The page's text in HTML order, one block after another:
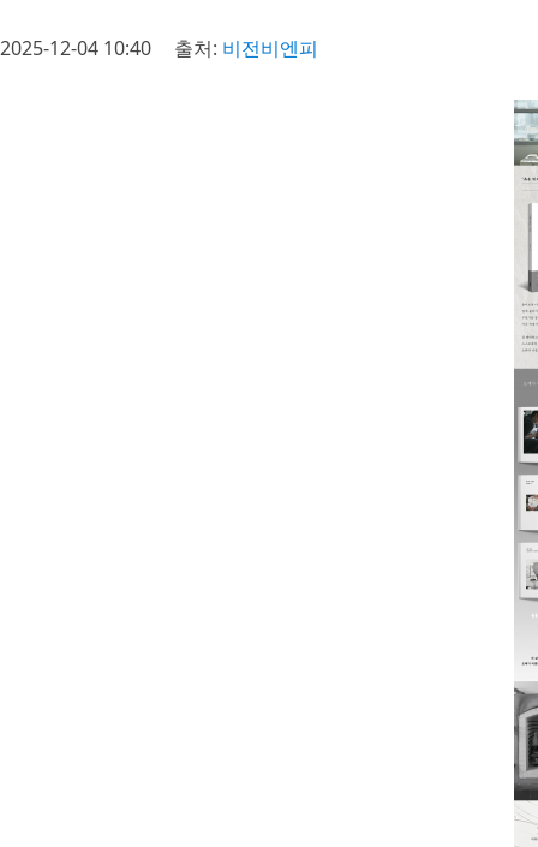
2025-12-04 10:40 출처: 비전비엔피